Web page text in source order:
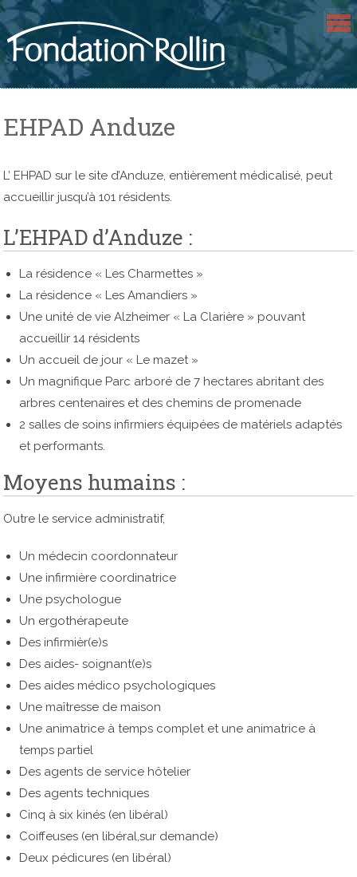
Skip
to
content
EHPAD Anduze
L’ EHPAD sur le site d’Anduze, entièrement médicalisé, peut
accueillir jusqu’à 101 résidents.
L’EHPAD d’Anduze :
La résidence « Les Charmettes »
La résidence « Les Amandiers »
Une unité de vie Alzheimer « La Clarière » pouvant
accueillir 14 résidents
Un accueil de jour « Le mazet »
Un magnifique Parc arboré de 7 hectares abritant des
arbres centenaires et des chemins de promenade
2 salles de soins infirmiers équipées de matériels adaptés
et performants.
Moyens humains :
Outre le service administratif,
Un médecin coordonnateur
Une infirmière coordinatrice
Une psychologue
Un ergothérapeute
Des infirmièr(e)s
Des aides- soignant(e)s
Des aides médico psychologiques
Une maîtresse de maison
Une animatrice à temps complet et une animatrice à
temps partiel
Des agents de service hôtelier
Des agents techniques
Cinq à six kinés (en libéral)
Coiffeuses (en libéral,sur demande)
Deux pédicures (en libéral)